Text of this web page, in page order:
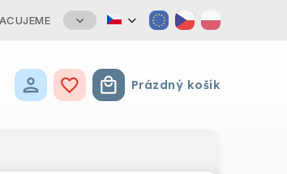
Nákupní košík
Prázdný košík